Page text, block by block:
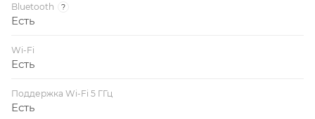
Bluetooth ?
Есть
Wi-Fi
Есть
Поддержка Wi-Fi 5 ГГц
Есть